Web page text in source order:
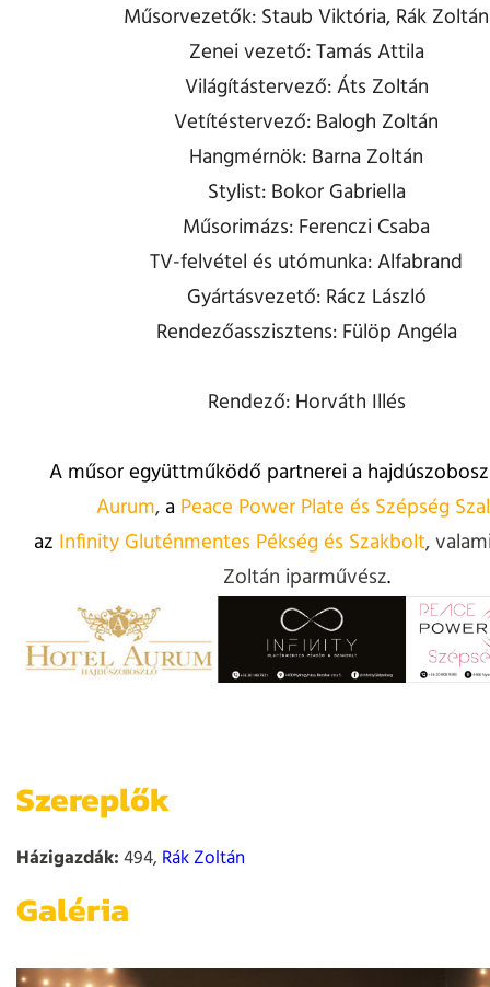
Műsorvezetők: Staub Viktória, Rák Zoltán
Zenei vezető: Tamás Attila
Világítástervező: Áts Zoltán
Vetítéstervező: Balogh Zoltán
Hangmérnök: Barna Zoltán
Stylist: Bokor Gabriella
Műsorimázs: Ferenczi Csaba
TV-felvétel és utómunka: Alfabrand
Gyártásvezető: Rácz László
Rendezőasszisztens: Fülöp Angéla
Rendező: Horváth Illés
A műsor együttműködő partnerei a
Aurum,a Peace Power Plate és Szépség
az Infinity Gluténmentes Pékség és Szakbolt,
Zoltán iparművész.
Szereplők
Házigazdák:494, Rák Zoltán
Galéria